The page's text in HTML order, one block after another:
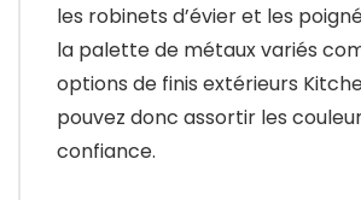
les robinets d’évier et les
la palette de métaux variés
options de finis extérieurs
pouvez donc assortir les
confiance.